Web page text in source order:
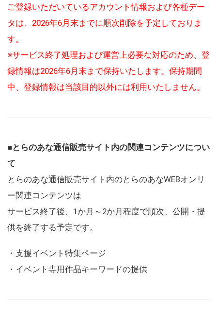
ご登録いただいているアカウント情報および各種デー
タは、2026年6月末までに順次削除を予定しておりま
す。
※サービス終了処理および運営上必要な対応のため、登
録情報は2026年6月末まで保持いたします。保持期間
中、登録情報は当該目的以外には利用いたしません。
■とらのあな通信販売サイト内の関連コンテンツについ
て
とらのあな通信販売サイト内のとらのあなWEBオンリ
ー関連コンテンツは
サービス終了後、1か月～2か月程度で順次、公開・提
供を終了する予定です。
・支援イベント特集ページ
・イベント専用作品キーワードの提供